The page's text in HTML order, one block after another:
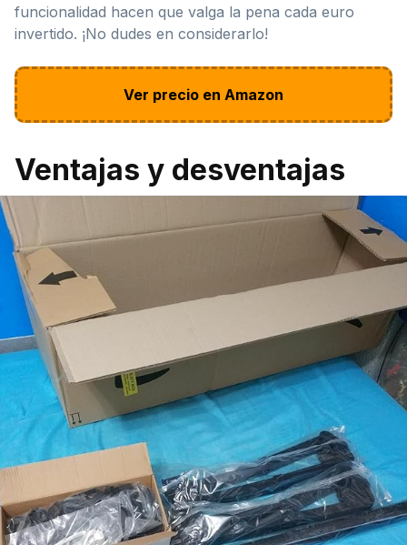
funcionalidad hacen que valga la pena cada euro
invertido. ¡No dudes en considerarlo!
Ver precio en Amazon
Ventajas y desventajas